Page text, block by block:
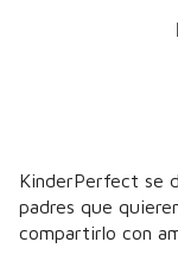
KinderPerfect se
padres que
compartirlo con